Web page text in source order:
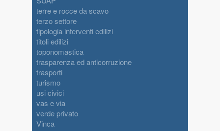
terre e rocce da scavo
terzo settore
tipologia interventi edilizi
titoli edilizi
toponomastica
trasparenza ed anticorruzione
trasporti
turismo
usi civici
vas e via
verde privato
Vinca